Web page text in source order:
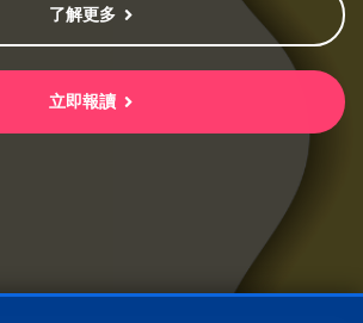
了解更多
立即報讀